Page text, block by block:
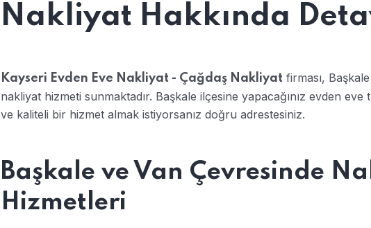
Nakliyat Hakkında
Kayseri Evden Eve Nakliyat - Çağdaş Nakliyat firması,
nakliyat hizmeti sunmaktadır. Başkale ilçesine yapacağınız evden eve
ve kaliteli bir hizmet almak istiyorsanız doğru adrestesiniz.
Başkale ve Van Çevresinde
Hizmetleri